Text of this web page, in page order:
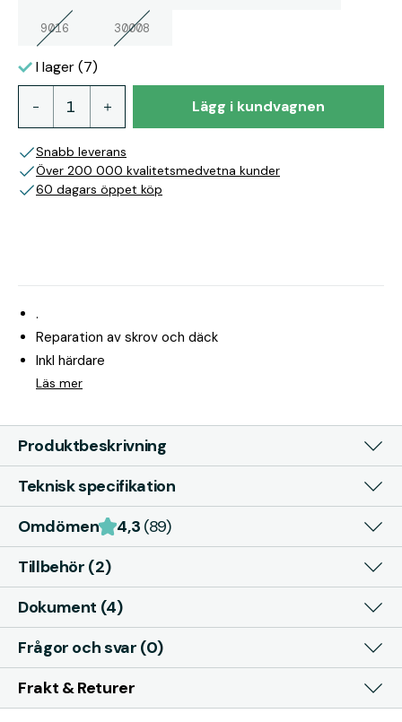
9016 30008
I lager (7)
Lägg i kundvagnen
Snabb leverans
Över 200 000 kvalitetsmedvetna kunder
60 dagars öppet köp
.
Reparation av skrov och däck
Inkl härdare
Läs mer
Produktbeskrivning
Teknisk specifikation
Omdömen
4,3 (89)
Tillbehör (2)
Dokument (4)
Frågor och svar (0)
Frakt & Returer